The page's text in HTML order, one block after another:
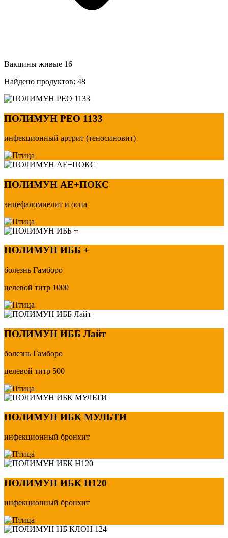
Вакцины живые 16
Найдено продуктов: 48
ПОЛИМУН PEO 1133
инфекционный артрит (теносиновит)
ПОЛИМУН АЕ+ПОКС
энцефаломиелит и оспа
ПОЛИМУН ИББ +
болезнь Гамборо
целевой титр 1000
ПОЛИМУН ИББ Лайт
болезнь Гамборо
целевой титр 500
ПОЛИМУН ИБК МУЛЬТИ
инфекционный бронхит
ПОЛИМУН ИБК Н120
инфекционный бронхит